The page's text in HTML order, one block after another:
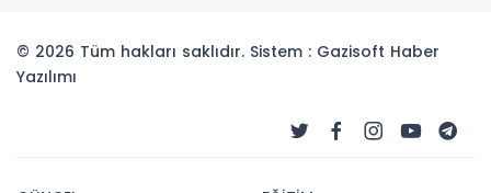
© 2026 Tüm hakları saklıdır. Sistem : Gazisoft Haber
Yazılımı